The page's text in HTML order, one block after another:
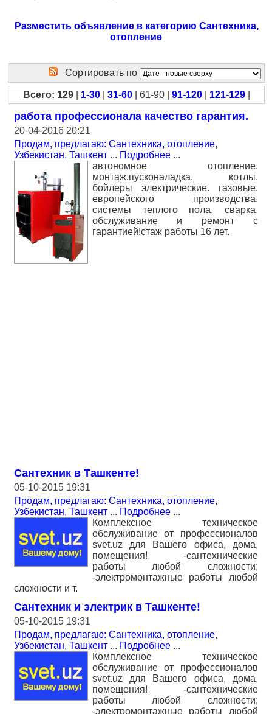
Разместить объявление в категорию Сантехника,
отопление
Сортировать по
Всего: 129| 1-30| 31-60| 61-90 | 91-120| 121-129|
работа профессионала качество гарантия.
20-04-2016 20:21
Продам, предлагаю: Сантехника, отопление,
Узбекистан, Ташкент ... Подробнее ...
автономное отопление.
монтаж.пусконаладка. котлы.
бойлеры электрические. газовые.
европейского производства.
системы теплого пола. сварка.
обслуживание и ремонт с
гарантией!стаж работы 16 лет.
Сантехник в Ташкенте!
05-10-2015 19:31
Продам, предлагаю: Сантехника, отопление,
Узбекистан, Ташкент ... Подробнее ...
Комплексное техническое
обслуживание от профессионалов
svet.uz для Вашего офиса, дома,
помещения! -сантехнические
работы любой сложности;
-электромонтажные работы любой
сложности и т.
Сантехник и электрик в Ташкенте!
05-10-2015 19:31
Продам, предлагаю: Сантехника, отопление,
Узбекистан, Ташкент ... Подробнее ...
Комплексное техническое
обслуживание от профессионалов
svet.uz для Вашего офиса, дома,
помещения! -сантехнические
работы любой сложности;
-электромонтажные работы любой